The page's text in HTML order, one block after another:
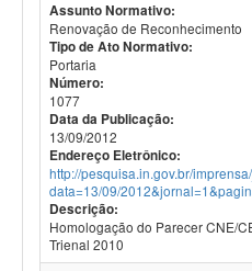
Assunto Normativo:
Renovação de Reconhecimento
Tipo de Ato Normativo:
Portaria
Número:
1077
Data da Publicação:
13/09/2012
Endereço Eletrônico:
http://pesquisa.in.gov.br/
data=13/09/
Descrição:
Homologação do Parecer CNE/
Trienal 2010